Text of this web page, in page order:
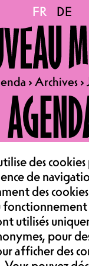
FR DE
›Archives›
LE
FR DE
›Archives›
Midi
JE
MIDI :
|
12H,
OF :
OU
Midi” font
des
de
des
utilisés
pour
afficher des